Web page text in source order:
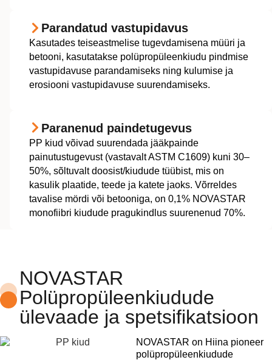
Parandatud vastupidavus
Kasutades teiseastmelise tugevdamisena müüri ja
betooni, kasutatakse polüpropüleenkiudu pindmise
vastupidavuse parandamiseks ning kulumise ja
erosiooni vastupidavuse suurendamiseks.
Paranenud paindetugevus
PP kiud võivad suurendada jääkpainde
painutustugevust (vastavalt ASTM C1609) kuni 30–
50%, sõltuvalt doosist/kiudude tüübist, mis on
kasulik plaatide, teede ja katete jaoks. Võrreldes
tavalise mördi või betooniga, on 0,1% NOVASTAR
monofiibri kiudude pragukindlus suurenenud 70%.
NOVASTAR
Polüpropüleenkiudude
ülevaade ja spetsifikatsioon
NOVASTAR on Hiina pioneer
polüpropüleenkiudude